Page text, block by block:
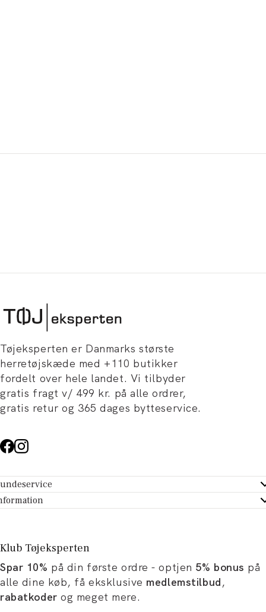
Tøjeksperten er Danmarks største
herretøjskæde med +110 butikker
fordelt over hele landet. Vi tilbyder
gratis fragt v/ 499 kr. på alle ordrer,
gratis retur og 365 dages bytteservice.
- Hjælpecenter
dit køb
Tøjeksperten
og artikler
og karriere
Klub Tøjeksperten
Spar 10% på din første ordre - optjen 5% bonus på
alle dine køb, få eksklusive medlemstilbud,
rabatkoder og meget mere.